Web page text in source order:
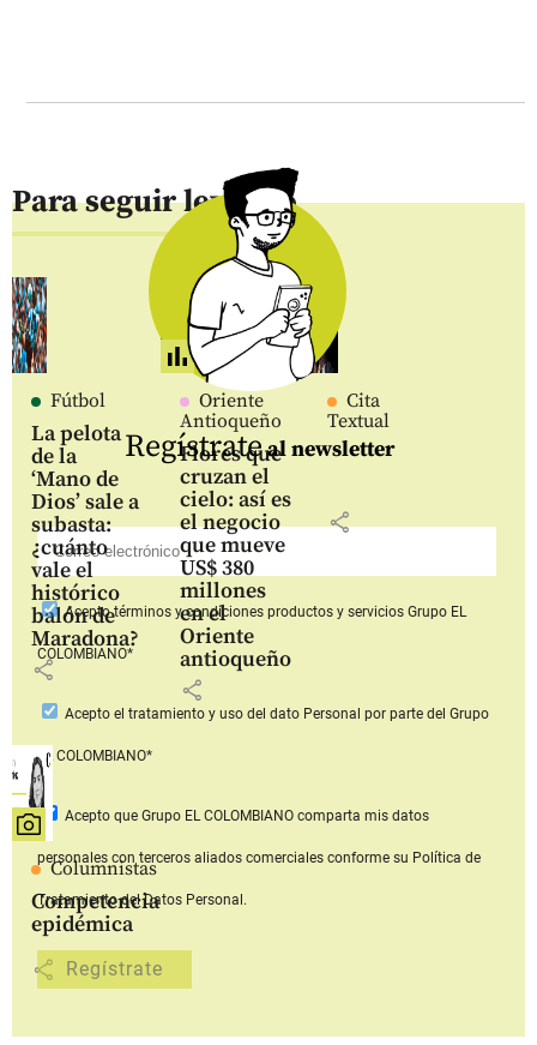
Para seguir leyendo
Fútbol
La pelota
de la
‘Mano de
Dios’ sale a
subasta:
¿cuánto
vale el
histórico
balón de
Maradona?
share
Oriente
Antioqueño
Flores que
cruzan el
cielo: así es
el negocio
que mueve
US$ 380
millones
en el
Oriente
antioqueño
share
Cita
Textual
share
Columnistas
Competencia
epidémica
share
Regístrateal newsletter
Aceptotérminos y condiciones productos y serviciosGrupo EL
COLOMBIANO*
Acepto el tratamiento y uso del dato Personal por parte del Grupo
EL COLOMBIANO*
Acepto que Grupo EL COLOMBIANOcomparta mis datos
personales con terceros aliados comerciales conforme su Política de
Tratamiento del Datos Personal.